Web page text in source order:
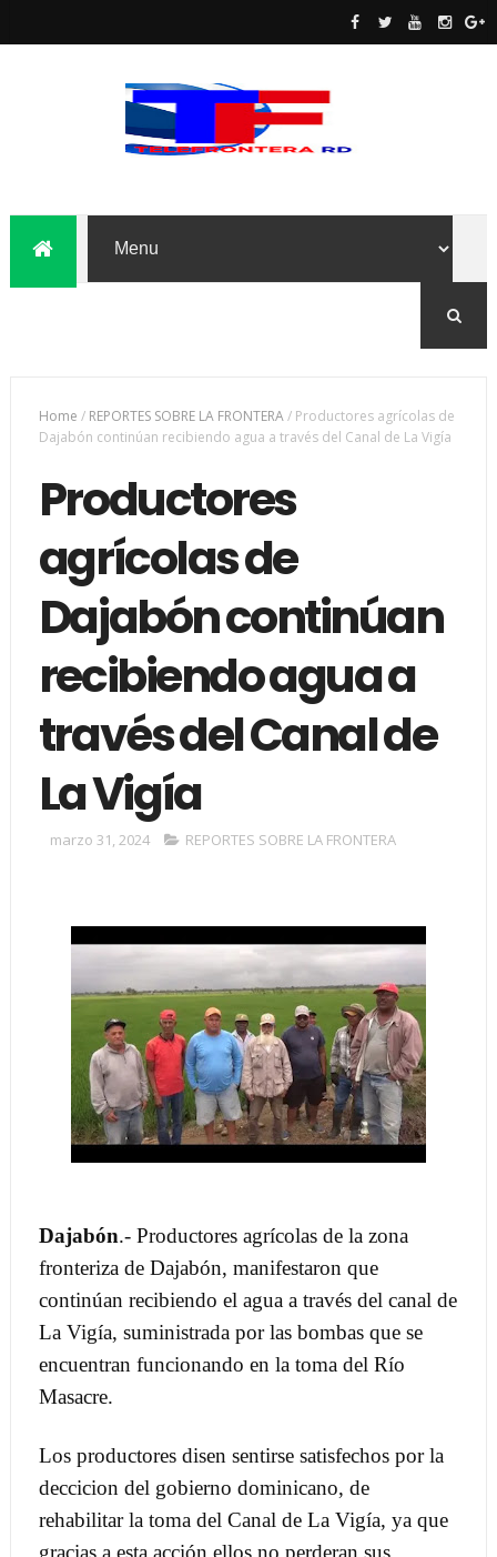
Home / REPORTES SOBRE LA FRONTERA/ Productores agrícolas de
Dajabón continúan recibiendo agua a través del Canal de La Vigía
Productores
agrícolas de
Dajabón continúan
recibiendo agua a
través del Canal de
La Vigía
marzo 31, 2024 REPORTES SOBRE LA FRONTERA
Dajabón.- Productores agrícolas de la zona
fronteriza de Dajabón, manifestaron que
continúan recibiendo el agua a través del canal de
La Vigía, suministrada por las bombas que se
encuentran funcionando en la toma del Río
Masacre.
Los productores disen sentirse satisfechos por la
deccicion del gobierno dominicano, de
rehabilitar la toma del Canal de La Vigía, ya que
gracias a esta acción ellos no perderan sus